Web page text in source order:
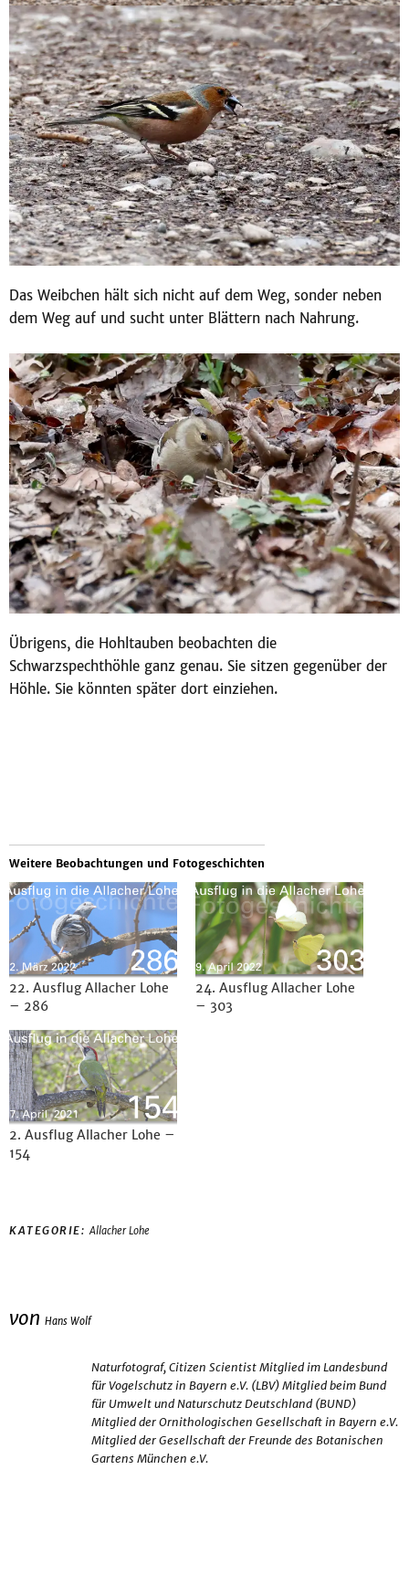
Das Weibchen hält sich nicht auf dem Weg, sonder neben
dem Weg auf und sucht unter Blättern nach Nahrung.
Übrigens, die Hohltauben beobachten die
Schwarzspechthöhle ganz genau. Sie sitzen gegenüber der
Höhle. Sie könnten später dort einziehen.
Weitere Beobachtungen und Fotogeschichten
22. Ausflug Allacher Lohe
– 286
24. Ausflug Allacher Lohe
– 303
2. Ausflug Allacher Lohe –
154
KATEGORIE: Allacher Lohe
von Hans Wolf
Naturfotograf, Citizen Scientist Mitglied im Landesbund
für Vogelschutz in Bayern e.V. (LBV) Mitglied beim Bund
für Umwelt und Naturschutz Deutschland (BUND)
Mitglied der Ornithologischen Gesellschaft in Bayern e.V.
Mitglied der Gesellschaft der Freunde des Botanischen
Gartens München e.V.